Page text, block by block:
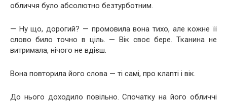
обличчя було абсолютно безтурботним.
— Ну що, дорогий? — промовила вона тихо, але кожне її
слово било точно в ціль. — Вік своє бере. Тканина не
витримала, нічого не вдієш.
Вона повторила його слова — ті самі, про клапті і вік.
До нього доходило повільно. Спочатку на його обличчі